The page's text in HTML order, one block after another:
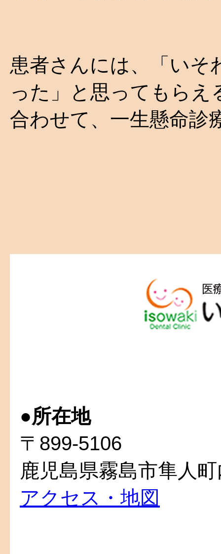
患者さんには、「いそ
った」と思ってもら
合わせて、一生懸命診
●所在地
〒899-5106
鹿児島県霧島市隼人
アクセス・地図